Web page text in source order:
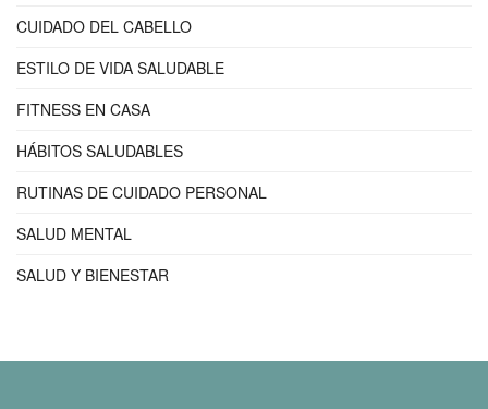
CUIDADO DEL CABELLO
ESTILO DE VIDA SALUDABLE
FITNESS EN CASA
HÁBITOS SALUDABLES
RUTINAS DE CUIDADO PERSONAL
SALUD MENTAL
SALUD Y BIENESTAR